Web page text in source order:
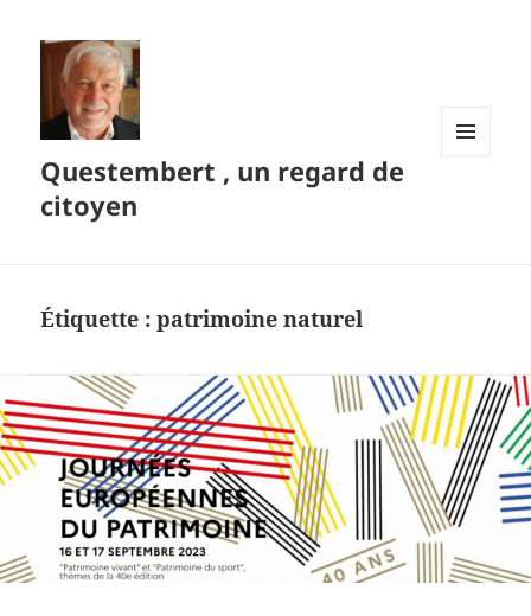
Questembert , un regard de
citoyen
Étiquette :patrimoine naturel